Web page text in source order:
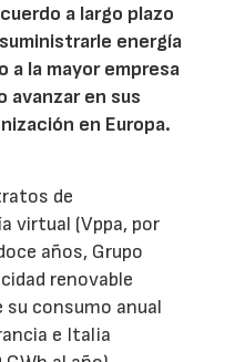
a largo plazo
energía
a la mayor empresa
avanzar en sus
en Europa.
de
virtual (Vppa, por
años, Grupo
renovable
su consumo anual
e Italia